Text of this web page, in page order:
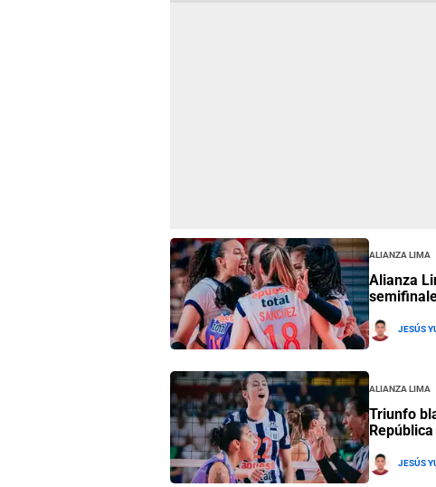
Alianza Lima
Alianza
Jesús
Alianza Lima
Triunfo
Jesús